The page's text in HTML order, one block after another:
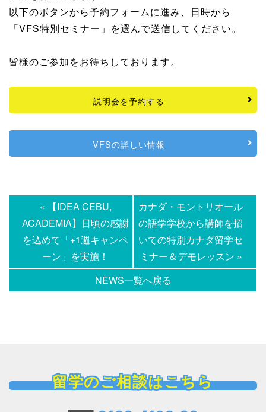
以下のボタンから予約フォームに進み、日時から
「VFS特別セミナー」を選んで送信してください。
皆様のご参加をお待ちしております。
説明会を予約する
VFSの詳しい情報
« 【IDEA CEBU,
ACADEMIA】日頃の感謝
を込めて「+1週キャンペ
ーン」を実施！
NEWS一覧へ戻る
カナダ・モントリオール
の語学学校から講師を招
いての特別カナダ留学セ
ミナー＆デモレッスン »
留学のご相談はこちら